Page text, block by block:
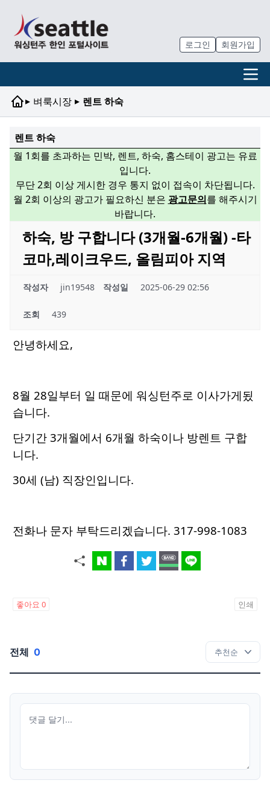
로그인 회원가입
▸ 벼룩시장 ▸ 렌트 하숙
렌트 하숙
월 1회를 초과하는 민박, 렌트, 하숙, 홈스테이 광고는 유료
입니다.
무단 2회 이상 게시한 경우 통지 없이 접속이 차단됩니다.
월 2회 이상의 광고가 필요하신 분은 광고문의를 해주시기
바랍니다.
하숙, 방 구합니다 (3개월-6개월) -타
코마,레이크우드, 올림피아 지역
작성자 jin19548 작성일 2025-06-29 02:56
조회 439
안녕하세요,
8월 28일부터 일 때문에 워싱턴주로 이사가게됬
습니다.
단기간 3개월에서 6개월 하숙이나 방렌트 구합
니다.
30세 (남) 직장인입니다.
전화나 문자 부탁드리겠습니다. 317-998-1083
좋아요 0 인쇄
전체 0